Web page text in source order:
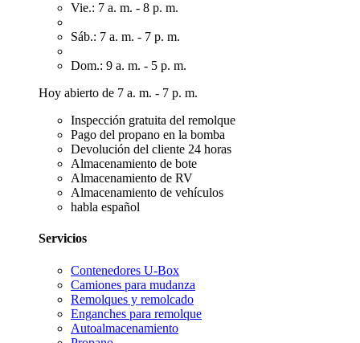
Vie.: 7 a. m. - 8 p. m.
Sáb.: 7 a. m. - 7 p. m.
Dom.: 9 a. m. - 5 p. m.
Hoy abierto de 7 a. m. - 7 p. m.
Inspección gratuita del remolque
Pago del propano en la bomba
Devolución del cliente 24 horas
Almacenamiento de bote
Almacenamiento de RV
Almacenamiento de vehículos
habla español
Servicios
Contenedores U-Box
Camiones para mudanza
Remolques y remolcado
Enganches para remolque
Autoalmacenamiento